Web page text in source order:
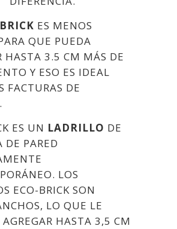
ES MENOS
QUE PUEDA
HASTA 3.5 CM MÁS DE
Y ESO ES IDEAL
FACTURAS DE
ES UN LADRILLO DE
DE PARED
LOS
ECO-BRICK SON
LO QUE LE
HASTA 3,5 CM